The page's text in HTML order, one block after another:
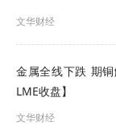
德国商业银行
达到9,700美
四个月高位以
美元走强，使
文华财经
金属全线下跌 期
LME收盘】
文华财经